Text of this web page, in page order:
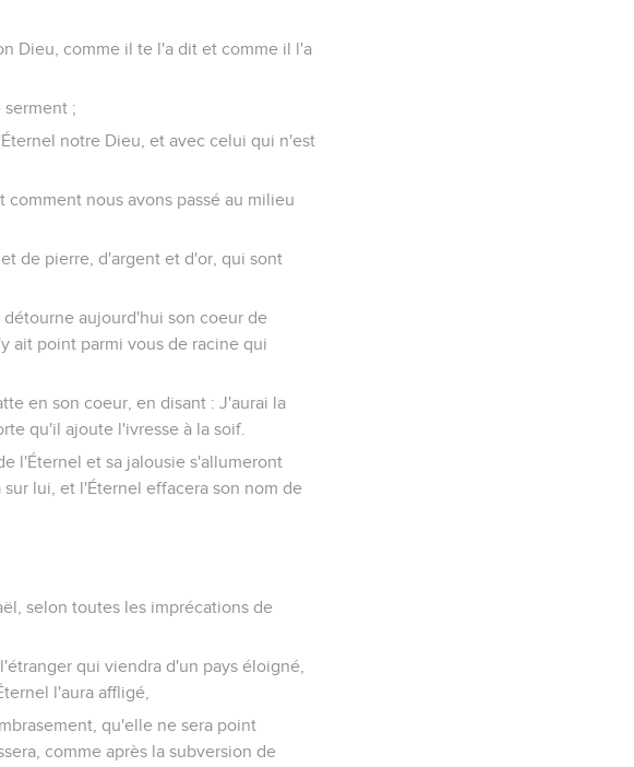
Dieu, comme il te l'a dit et comme il l'a
serment ;
notre Dieu, et avec celui qui n'est
comment nous avons passé au milieu
de pierre, d'argent et d'or, qui sont
aujourd'hui son coeur de
ait point parmi vous de racine qui
en son coeur, en disant : J'aurai la
qu'il ajoute l'ivresse à la soif.
l'Éternel et sa jalousie s'allumeront
lui, et l'Éternel effacera son nom de
selon toutes les imprécations de
qui viendra d'un pays éloigné,
l'aura affligé,
qu'elle ne sera point
comme après la subversion de